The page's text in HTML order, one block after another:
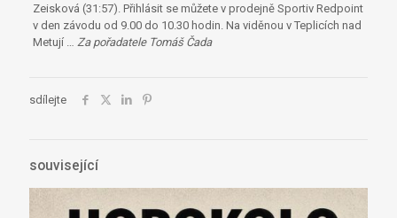
Zeisková (31:57). Přihlásit se můžete v prodejně Sportiv Redpoint
v den závodu od 9.00 do 10.30 hodin. Na viděnou v Teplicích nad
Metují … Za pořadatele Tomáš Čada
sdílejte
související